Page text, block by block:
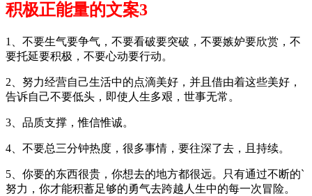
积极正能量的文案3
1、不要生气要争气，不要看破要突破，不要嫉妒要欣赏，不
要托延要积极，不要心动要行动。
2、努力经营自己生活中的点滴美好，并且借由着这些美好，
告诉自己不要低头，即使人生多艰，世事无常。
3、品质支撑，惟信惟诚。
4、不要总三分钟热度，很多事情，要往深了去，且持续。
5、你要的东西很贵，你想去的地方都很远。只有通过不断的`
努力，你才能积蓄足够的勇气去跨越人生中的每一次冒险。